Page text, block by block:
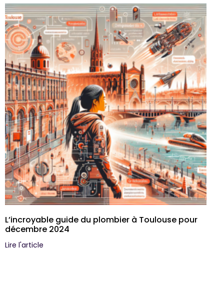
L’incroyable guide du plombier à Toulouse pour
décembre 2024
Lire l'article